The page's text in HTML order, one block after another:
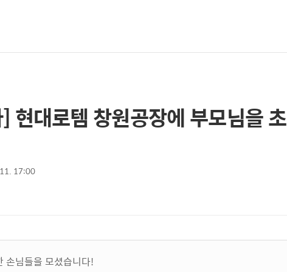
현대로템 창원공장에 부모님을 초
17:00
손님들을 모셨습니다!